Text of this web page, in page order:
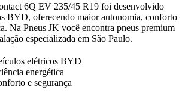
6Q EV 235/45 R19 foi desenvolvido
BYD, oferecendo maior autonomia, conforto
Na Pneus JK você encontra pneus premium
especializada em São Paulo.
elétricos BYD
energética
e segurança